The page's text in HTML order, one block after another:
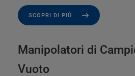
SCOPRI DI PIÙ
Manipolatori di
Vuoto